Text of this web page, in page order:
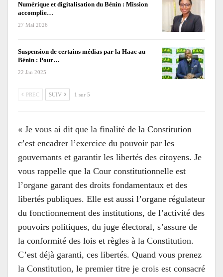
Numérique et digitalisation du Bénin : Mission
accomplie…
27 Mai 2026
Suspension de certains médias par la Haac au
Bénin : Pour…
22 Jan 2025
PREC SUIV 1 sur 5
« Je vous ai dit que la finalité de la Constitution
c’est encadrer l’exercice du pouvoir par les
gouvernants et garantir les libertés des citoyens. Je
vous rappelle que la Cour constitutionnelle est
l’organe garant des droits fondamentaux et des
libertés publiques. Elle est aussi l’organe régulateur
du fonctionnement des institutions, de l’activité des
pouvoirs politiques, du juge électoral, s’assure de
la conformité des lois et règles à la Constitution.
C’est déjà garanti, ces libertés. Quand vous prenez
la Constitution, le premier titre je crois est consacré